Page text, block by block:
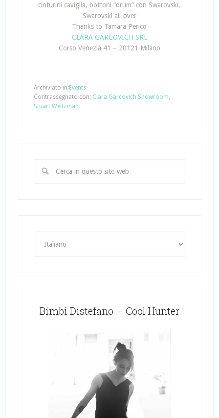
cinturini caviglia, bottoni “drum” con Swarovski,
Swarovski all-over
Thanks to Tamara Perico
CLARA GARCOVICH SRL
Corso Venezia 41 – 20121 Milano
Archiviato in:Events
Contrassegnato con: Clara Garcovich Showroom
Stuart Weitzman
Bimbi Distefano – Cool Hunter